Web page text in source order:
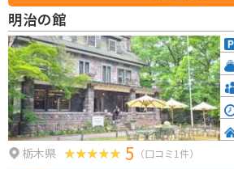
明治の館
栃木県 5 （口コミ1件）